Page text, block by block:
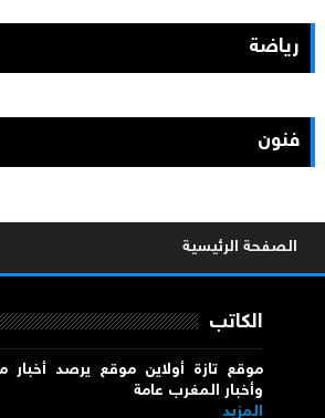
رياضة
فنون
الصفحة الرئيسية
الكاتب
موقع تازة أولاين موقع يرصد أخبار
وأخبار المغرب عامة
المزيد